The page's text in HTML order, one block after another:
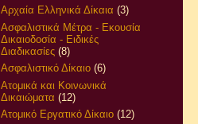
Αρχαία Ελληνικά Δίκαια (3)
Ασφαλιστικά Μέτρα - Εκουσία
Δικαιοδοσία - Ειδικές
Διαδικασίες (8)
Ασφαλιστικό Δίκαιο (6)
Ατομικά και Κοινωνικά
Δικαιώματα (12)
Ατομικό Εργατικό Δίκαιο (12)